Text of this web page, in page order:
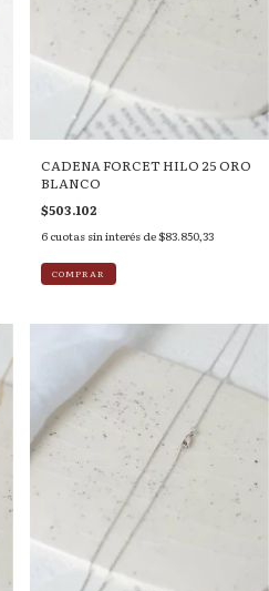
CADENA FORCET HILO 25 ORO
BLANCO
$503.102
6 cuotas sin interés de$83.850,33
COMPRAR